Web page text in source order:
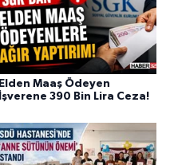
Elden Maaş Ödeyen
İşverene 390 Bin Lira Ceza!